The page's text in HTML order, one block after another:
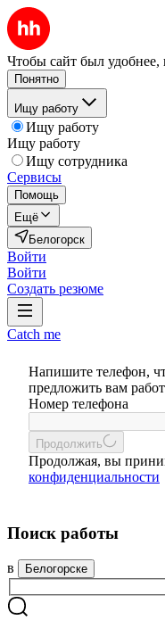
Чтобы сайт был удобнее,
Понятно
Ищу работу
Ищу работу
Ищу работу
Ищу сотрудника
Сервисы
Помощь
Ещё
Белогорск
Войти
Войти
Создать резюме
Catch me
Напишите телефон,
предложить вам
Номер телефона
Продолжить
Продолжая, вы
конфиденциальности
Поиск работы
в Белогорске